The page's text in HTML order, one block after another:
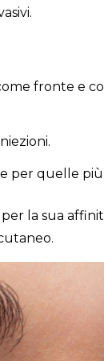
fronte e
per quelle più
la sua